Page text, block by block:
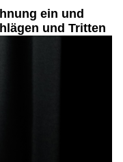
ein und
und Tritten